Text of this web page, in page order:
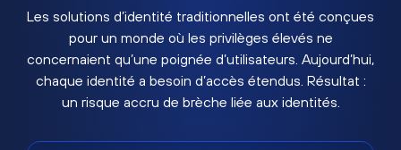
Les solutions d’identité traditionnelles ont été conçues
pour un monde où les privilèges élevés ne
concernaient qu’une poignée d’utilisateurs. Aujourd’hui,
chaque identité a besoin d’accès étendus. Résultat :
un risque accru de brèche liée aux identités.